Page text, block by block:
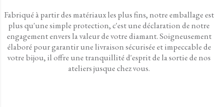
Fabriqué à partir des matériaux les plus fins, notre emballage est
plus qu'une simple protection, c'est une déclaration de notre
engagement envers la valeur de votre diamant. Soigneusement
élaboré pour garantir une livraison sécurisée et impeccable de
votre bijou, il offre une tranquillité d'esprit de la sortie de nos
ateliers jusque chez vous.